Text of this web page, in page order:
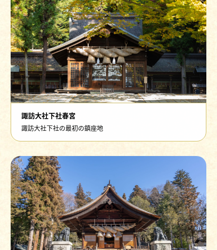
諏訪大社下社春宮
諏訪大社下社の最初の鎮座地